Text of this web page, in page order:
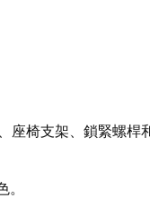
座椅支架、鎖緊螺桿